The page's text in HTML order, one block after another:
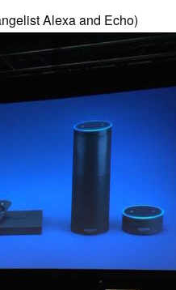
Alexa and Echo)